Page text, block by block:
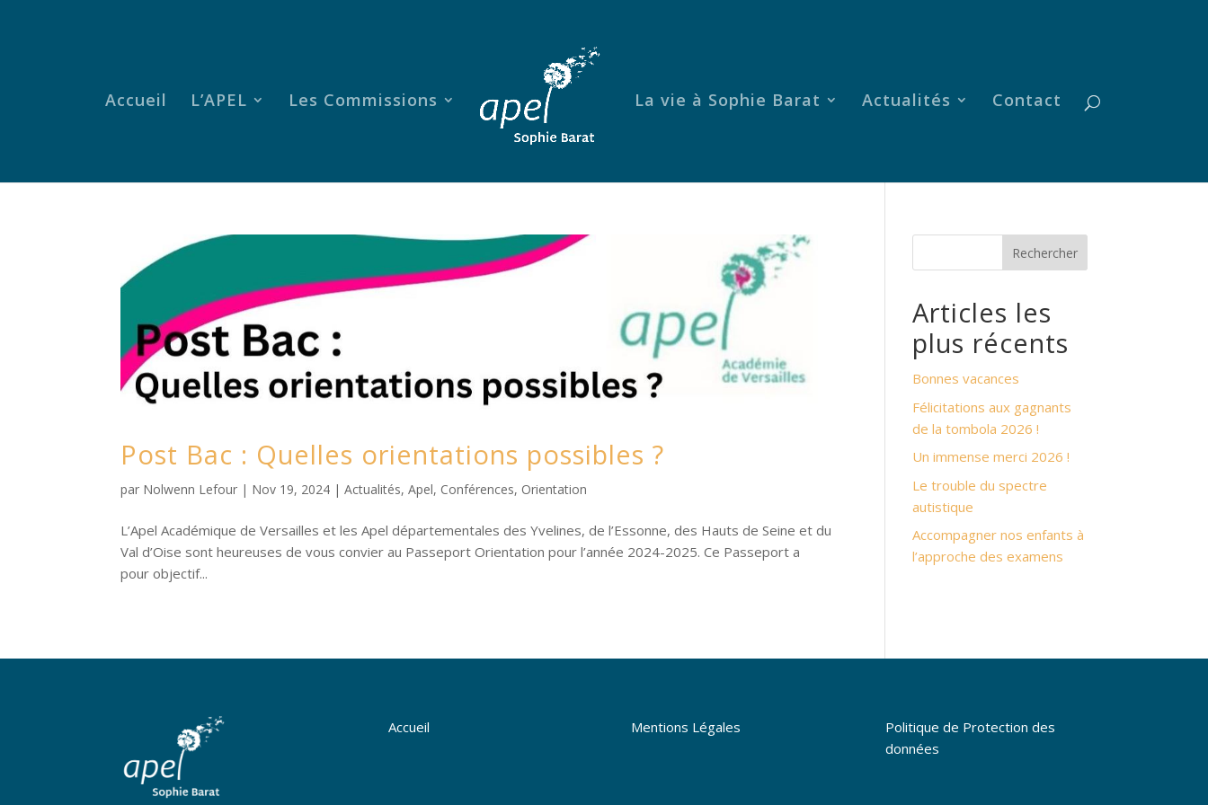
Accueil L’APEL Les Commissions La vie à Sophie Barat Actualités Contact
Post Bac : Quelles orientations possibles ?
par Nolwenn Lefour | Nov 19, 2024 |Actualités,Apel, Conférences, Orientation
L’Apel Académique de Versailles et les Apel départementales des Yvelines, de l’Essonne, des Hauts de Seine et du
Val d’Oise sont heureuses de vous convier au Passeport Orientation pour l’année 2024-2025. Ce Passeport a
pour objectif...
Rechercher
Articles les
plus récents
Bonnes vacances
Félicitations aux gagnants
de la tombola 2026 !
Un immense merci 2026 !
Le trouble du spectre
autistique
Accompagner nos enfants à
l’approche des examens
Accueil Mentions Légales
Politique de Protection des
données